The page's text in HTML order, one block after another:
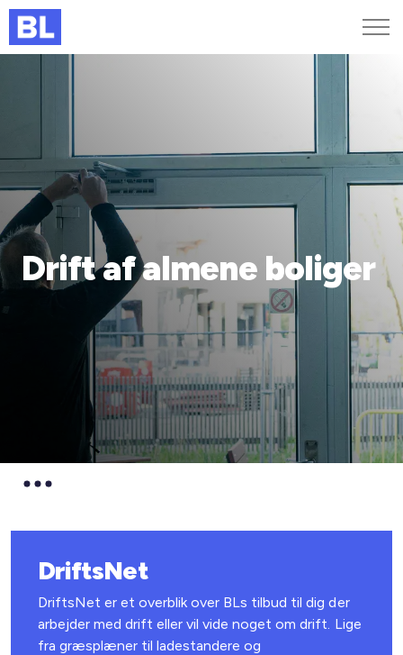
Kurser og arrangementer
Jobportalen
MitBL
Drift af almene boliger
DriftsNet
DriftsNet er et overblik over BLs tilbud til dig der
arbejder med drift eller vil vide noget om drift. Lige
fra græsplæner til ladestandere og